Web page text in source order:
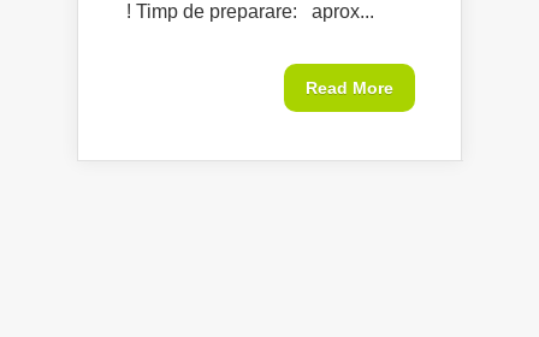
! Timp de preparare: aprox...
Read More